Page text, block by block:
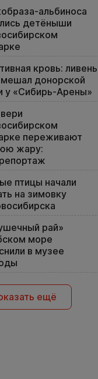
альбиноса
детёныши
кровь: ливень
донорской
у «Сибирь-Арены»
переживают
жару:
птицы начали
на зимовку
рай»
море
в музее
ещё